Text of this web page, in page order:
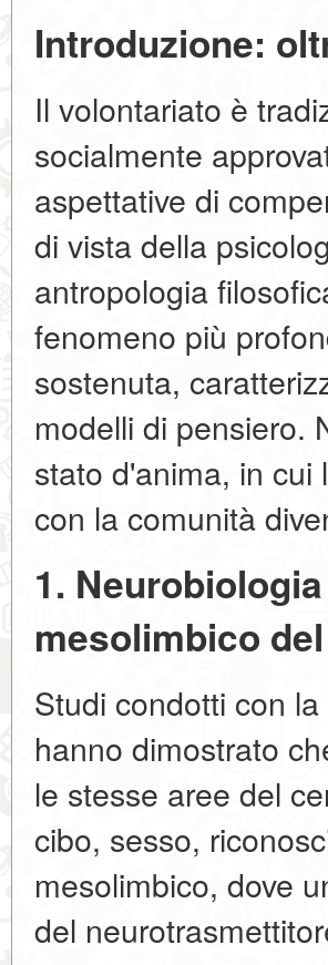
Introduzione:
Il volontariato è
socialmente
aspettative di
di vista della
antropologia
fenomeno più
sostenuta,
modelli di pensiero.
stato d'anima, in cui
con la comunità
1.
mesolimbico
Studi condotti con
hanno dimostrato
le stesse aree del
cibo, sesso,
mesolimbico, dove
del